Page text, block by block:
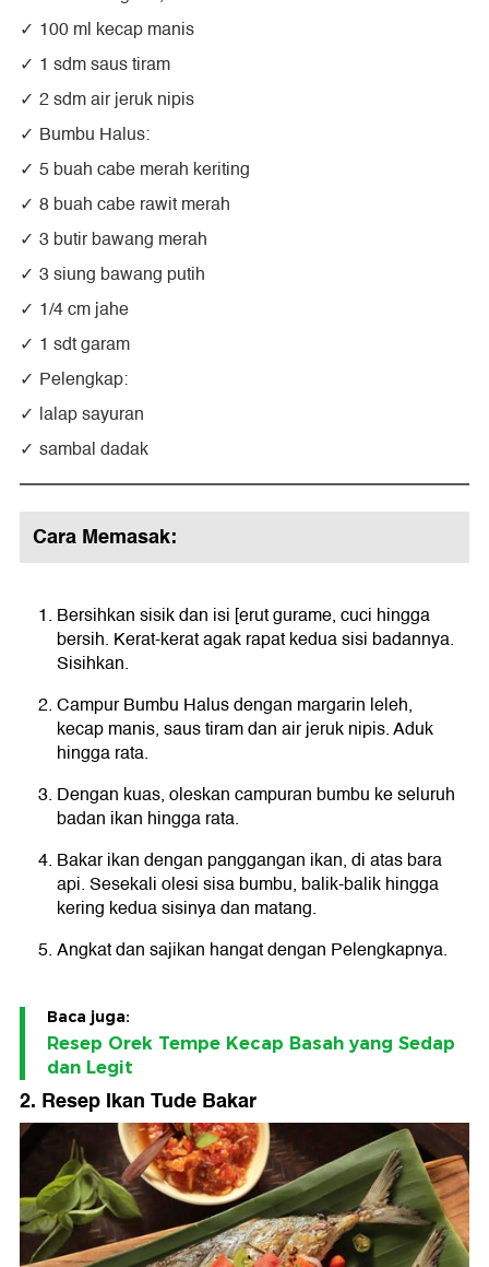
100 ml kecap manis
1 sdm saus tiram
2 sdm air jeruk nipis
Bumbu Halus:
5 buah cabe merah keriting
8 buah cabe rawit merah
3 butir bawang merah
3 siung bawang putih
1/4 cm jahe
1 sdt garam
Pelengkap:
lalap sayuran
sambal dadak
Cara Memasak:
Bersihkan sisik dan isi [erut gurame, cuci hingga
bersih. Kerat-kerat agak rapat kedua sisi badannya.
Sisihkan.
Campur Bumbu Halus dengan margarin leleh,
kecap manis, saus tiram dan air jeruk nipis. Aduk
hingga rata.
Dengan kuas, oleskan campuran bumbu ke seluruh
badan ikan hingga rata.
Bakar ikan dengan panggangan ikan, di atas bara
api. Sesekali olesi sisa bumbu, balik-balik hingga
kering kedua sisinya dan matang.
Angkat dan sajikan hangat dengan Pelengkapnya.
Baca juga:
Resep Orek Tempe Kecap Basah yang Sedap
dan Legit
2. Resep Ikan Tude Bakar